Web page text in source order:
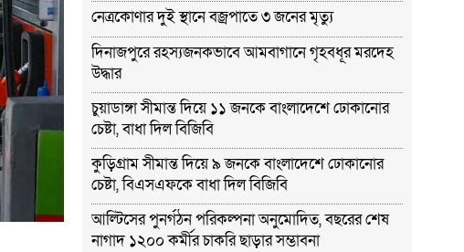
নেত্রকোণার দুই স্থানে বজ্রপাতে ৩ জনের মৃত্যু
দিনাজপুরে রহস্যজনকভাবে আমবাগানে গৃহবধূর মরদেহ
উদ্ধার
চুয়াডাঙ্গা সীমান্ত দিয়ে ১১ জনকে বাংলাদেশে ঢোকানোর
চেষ্টা, বাধা দিল বিজিবি
কুড়িগ্রাম সীমান্ত দিয়ে ৯ জনকে বাংলাদেশে ঢোকানোর
চেষ্টা, বিএসএফকে বাধা দিল বিজিবি
আল্টিসের পুনর্গঠন পরিকল্পনা অনুমোদিত, বছরের শেষ
নাগাদ ১২০০ কর্মীর চাকরি ছাড়ার সম্ভাবনা